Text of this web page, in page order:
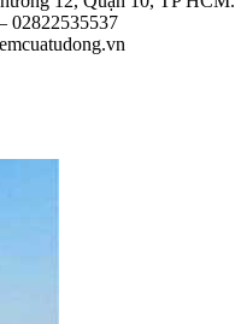
02822535537